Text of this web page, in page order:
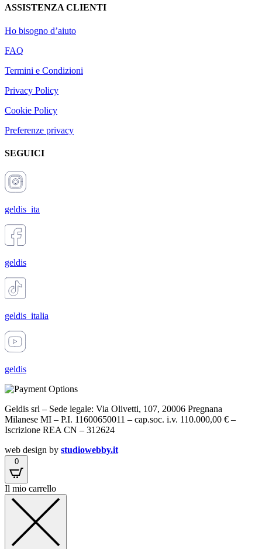
ASSISTENZA CLIENTI
Ho bisogno d’aiuto
FAQ
Termini e Condizioni
Privacy Policy
Cookie Policy
Preferenze privacy
SEGUICI
geldis_ita
geldis
geldis_italia
geldis
Geldis srl – Sede legale: Via Olivetti, 107, 20006 Pregnana
Milanese MI – P.I. 11600650011 – cap.soc. i.v. 110.000,00 € –
Iscrizione REA CN – 312624
web design by studiowebby.it
0
Il mio carrello